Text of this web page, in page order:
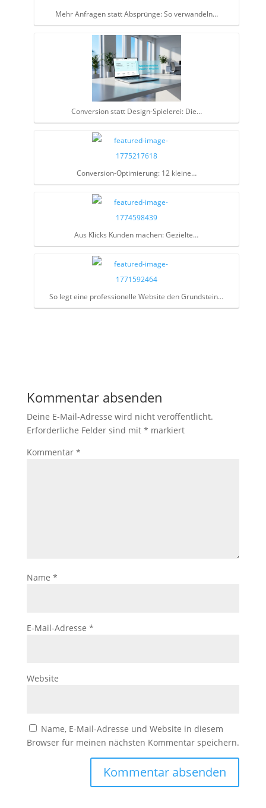
Mehr Anfragen statt Absprünge: So verwandeln…
Conversion statt Design-Spielerei: Die…
Conversion-Optimierung: 12 kleine…
Aus Klicks Kunden machen: Gezielte…
So legt eine professionelle Website den Grundstein…
Kommentar absenden
Deine E-Mail-Adresse wird nicht veröffentlicht.
Erforderliche Felder sind mit * markiert
Kommentar *
Name *
E-Mail-Adresse *
Website
Name, E-Mail-Adresse und Website in diesem
Browser für meinen nächsten Kommentar speichern.